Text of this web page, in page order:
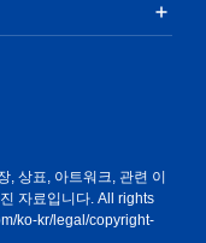
, 상표, 아트워크, 관련 이
자료입니다. All rights
ko-kr/legal/copyright-